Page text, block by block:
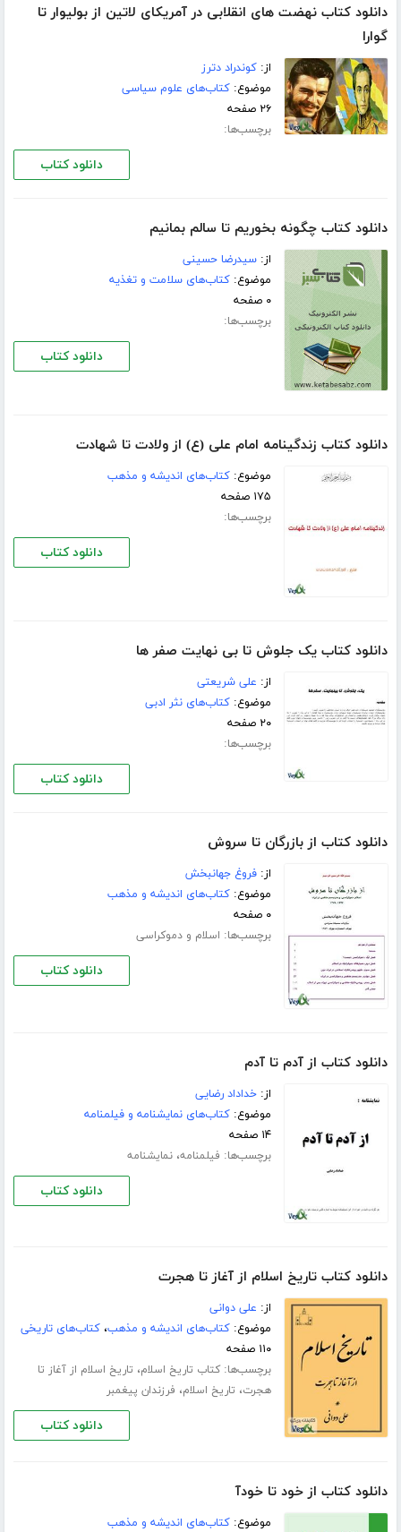
دانلود کتاب نهضت های انقلابی در آمریكای لاتین از بولیوار تا
گوارا
از:کوندراد دترز
موضوع:کتاب‌های علوم سیاسی
۲۶ صفحه
برچسب‌ها:
دانلود کتاب
دانلود کتاب چگونه بخوریم تا سالم بمانیم
از:سیدرضا حسینى
موضوع:کتاب‌های سلامت و تغذیه
۰ صفحه
برچسب‌ها:
دانلود کتاب
دانلود کتاب زندگینامه امام علی (ع) از ولادت تا شهادت
موضوع:کتاب‌های اندیشه و مذهب
۱۷۵ صفحه
برچسب‌ها:
دانلود کتاب
دانلود کتاب یک جلوش تا بی نهایت صفر ها
از: علی شریعتی
موضوع:کتاب‌های نثر ادبی
۲۰ صفحه
برچسب‌ها:
دانلود کتاب
دانلود کتاب از بازرگان تا سروش
از:فروغ جهانبخش
موضوع:کتاب‌های اندیشه و مذهب
۰ صفحه
برچسب‌ها: اسلام و دموکراسی
دانلود کتاب
دانلود کتاب از آدم تا آدم
از:خداداد رضایی
موضوع:کتاب‌های نمایشنامه و فیلمنامه
۱۴ صفحه
برچسب‌ها: فیلمنامه،نمایشنامه
دانلود کتاب
دانلود کتاب تاریخ اسلام از آغاز تا هجرت
از: علی دوانی
موضوع:کتاب‌های اندیشه و مذهب،کتاب‌های تاریخی
۱۱۰ صفحه
برچسب‌ها:کتاب تاریخ اسلام، تاریخ اسلام از آغاز تا
هجرت، تاریخ اسلام، فرزندان پیغمبر
دانلود کتاب
دانلود کتاب از خود تا خودآ
موضوع:کتاب‌های اندیشه و مذهب